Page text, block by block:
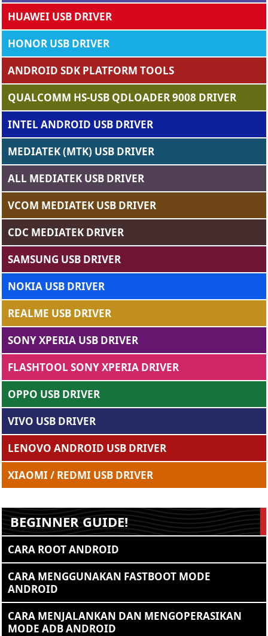
HUAWEI USB DRIVER
HONOR USB DRIVER
ANDROID SDK PLATFORM TOOLS
QUALCOMM HS-USB QDLOADER 9008 DRIVER
INTEL ANDROID USB DRIVER
MEDIATEK (MTK) USB DRIVER
ALL MEDIATEK USB DRIVER
VCOM MEDIATEK USB DRIVER
CDC MEDIATEK DRIVER
SAMSUNG USB DRIVER
NOKIA USB DRIVER
REALME USB DRIVER
SONY XPERIA USB DRIVER
FLASHTOOL SONY XPERIA DRIVER
OPPO USB DRIVER
VIVO USB DRIVER
LENOVO ANDROID USB DRIVER
XIAOMI / REDMI USB DRIVER
BEGINNER GUIDE!
CARA ROOT ANDROID
CARA MENGGUNAKAN FASTBOOT MODE
ANDROID
CARA MENJALANKAN DAN MENGOPERASIKAN
MODE ADB ANDROID